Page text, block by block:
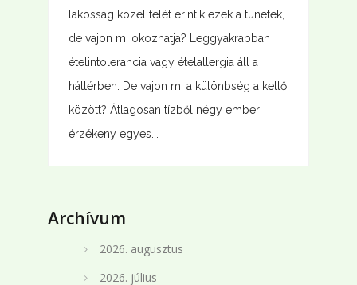
lakosság közel felét érintik ezek a tünetek,
de vajon mi okozhatja? Leggyakrabban
ételintolerancia vagy ételallergia áll a
háttérben. De vajon mi a különbség a kettő
között? Átlagosan tízből négy ember
érzékeny egyes...
Archívum
2026. augusztus
2026. július